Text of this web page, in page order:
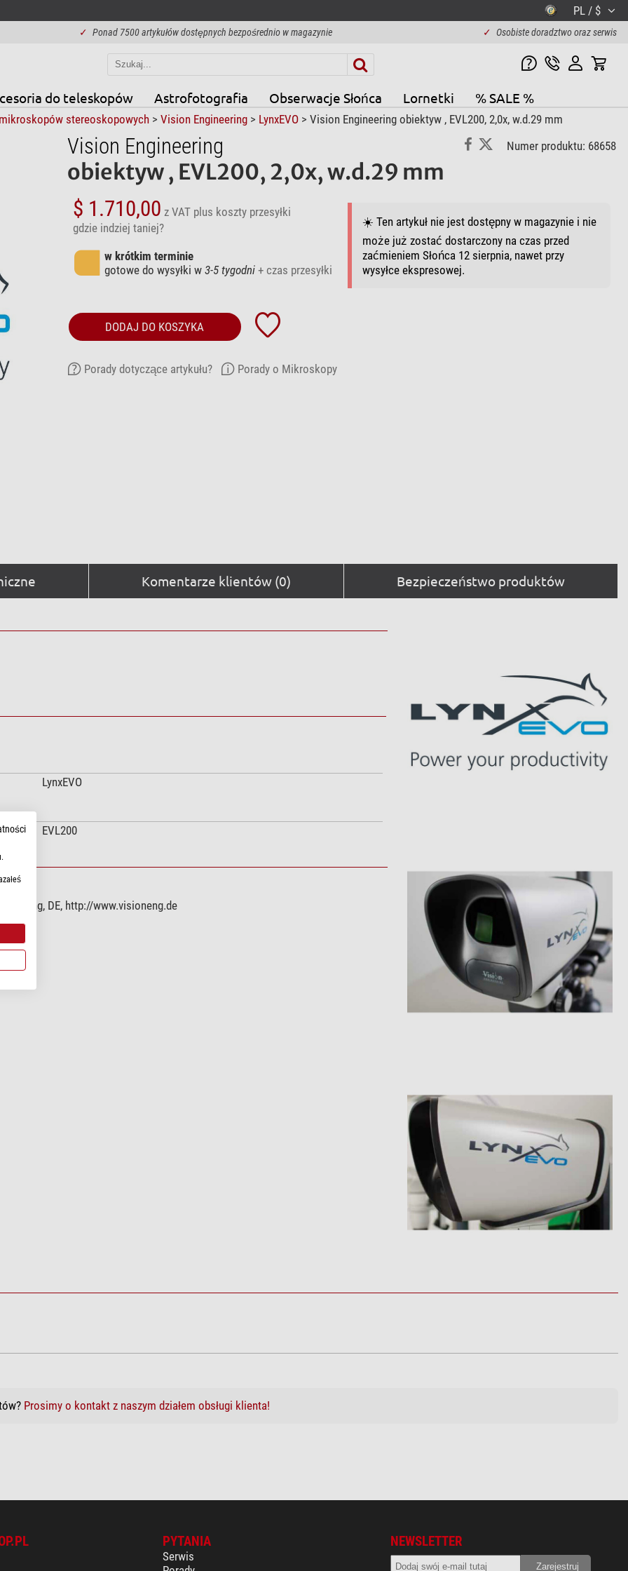
PL / $
✓ Ponad 7500 artykułów dostępnych bezpośrednio w magazynie ✓ Osobiste doradztwo oraz serwis
do teleskopów Astrofotografia Obserwacje Słońca Lornetki % SALE %
stereoskopowych> Vision Engineering> LynxEVO> Vision Engineering obiektyw , EVL200, 2,0x, w.d.29 mm
Vision Engineering Numer produktu: 68658
obiektyw , EVL200, 2,0x, w.d.29 mm
$ 1.710,00 z VAT plus koszty przesyłki
gdzie indziej taniej?
w krótkim terminie
gotowe do wysyłki w 3-5 tygodni + czas przesyłki
☀️ Ten artykuł nie jest dostępny w magazynie i nie
może już zostać dostarczony na czas przed
zaćmieniem Słońca 12 sierpnia, nawet przy
wysyłce ekspresowej.
DODAJ DO KOSZYKA
Porady dotyczące artykułu? Porady o Mikroskopy
Komentarze klientów (0) Bezpieczeństwo produktów
LynxEVO
EVL200
DE, http://www.visioneng.de
Prosimy o kontakt z naszym działem obsługi klienta!
PYTANIA
Serwis
NEWSLETTER